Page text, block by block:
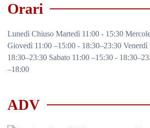
Orari
Lunedì Chiuso Martedì 11:00 - 15:30
Giovedì 11:00 –15:00 - 18:30–23:30 Venerdì
18:30–23:30 Sabato 11:00 –15:30 -
–18:00
ADV